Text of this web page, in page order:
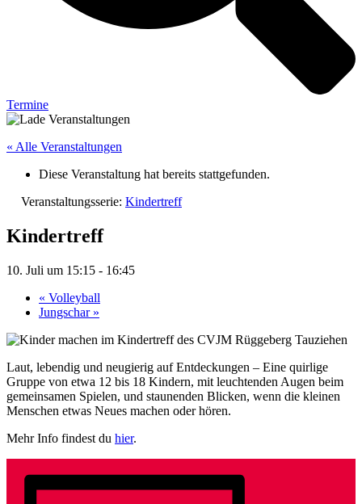
Termine
« Alle Veranstaltungen
Diese Veranstaltung hat bereits stattgefunden.
Veranstaltungsserie: Kindertreff
Kindertreff
10. Juli um 15:15 - 16:45
« Volleyball
Jungschar »
Laut, lebendig und neugierig auf Entdeckungen – Eine quirlige
Gruppe von etwa 12 bis 18 Kindern, mit leuchtenden Augen beim
gemeinsamen Spielen, und staunenden Blicken, wenn die kleinen
Menschen etwas Neues machen oder hören.
Mehr Info findest du hier.